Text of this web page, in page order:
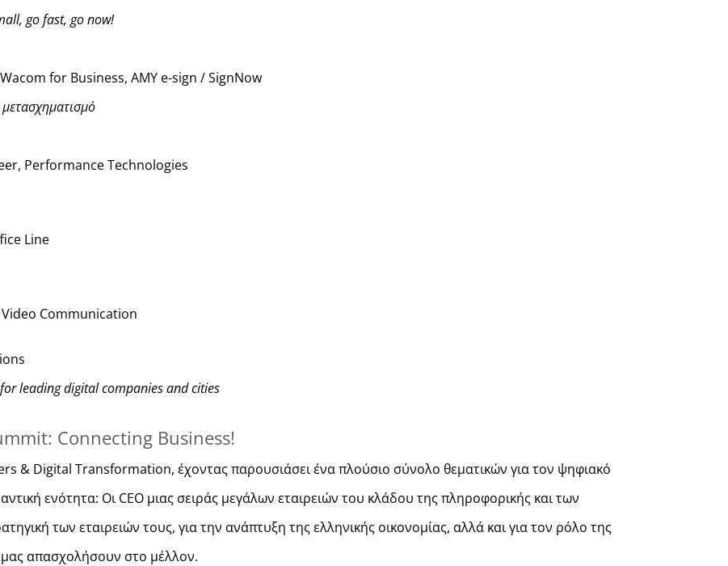
go fast, go now!
for Business, AMY e-sign / SignNow
Performance Technologies
Line
Communication
leading digital companies and cities
Connecting Business!
& Digital Transformation, έχοντας παρουσιάσει ένα πλούσιο σύνολο θεματικών για τον ψηφιακό
ενότητα: Οι CEO μιας σειράς μεγάλων εταιρειών του κλάδου της πληροφορικής και των
των εταιρειών τους, για την ανάπτυξη της ελληνικής οικονομίας, αλλά και για τον ρόλο της
μας απασχολήσουν στο μέλλον.